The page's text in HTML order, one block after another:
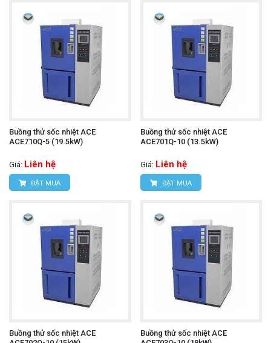
Buồng thử sốc nhiệt ACE
ACE710Q-5 (19.5kW)
Giá: Liên hệ
ĐẶT MUA
Buồng thử sốc nhiệt ACE
ACE701Q-10 (13.5kW)
Giá: Liên hệ
ĐẶT MUA
Buồng thử sốc nhiệt ACE
Buồng thử sốc nhiệt ACE